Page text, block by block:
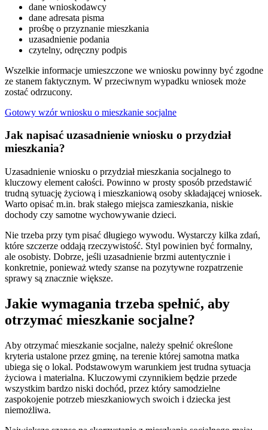
dane wnioskodawcy
dane adresata pisma
prośbę o przyznanie mieszkania
uzasadnienie podania
czytelny, odręczny podpis
Wszelkie informacje umieszczone we wniosku powinny być zgodne
ze stanem faktycznym. W przeciwnym wypadku wniosek może
zostać odrzucony.
Gotowy wzór wniosku o mieszkanie socjalne
Jak napisać uzasadnienie wniosku o przydział
mieszkania?
Uzasadnienie wniosku o przydział mieszkania socjalnego to
kluczowy element całości. Powinno w prosty sposób przedstawić
trudną sytuację życiową i mieszkaniową osoby składającej wniosek.
Warto opisać m.in. brak stałego miejsca zamieszkania, niskie
dochody czy samotne wychowywanie dzieci.
Nie trzeba przy tym pisać długiego wywodu. Wystarczy kilka zdań,
które szczerze oddają rzeczywistość. Styl powinien być formalny,
ale osobisty. Dobrze, jeśli uzasadnienie brzmi autentycznie i
konkretnie, ponieważ wtedy szanse na pozytywne rozpatrzenie
sprawy są znacznie większe.
Jakie wymagania trzeba spełnić, aby
otrzymać mieszkanie socjalne?
Aby otrzymać mieszkanie socjalne, należy spełnić określone
kryteria ustalone przez gminę, na terenie której samotna matka
ubiega się o lokal. Podstawowym warunkiem jest trudna sytuacja
życiowa i materialna. Kluczowymi czynnikiem będzie przede
wszystkim bardzo niski dochód, przez który samodzielne
zaspokojenie potrzeb mieszkaniowych swoich i dziecka jest
niemożliwa.